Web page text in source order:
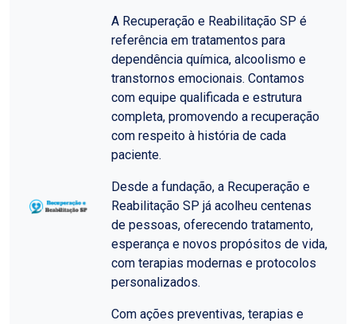
A Recuperação e Reabilitação SP é
referência em tratamentos para
dependência química, alcoolismo e
transtornos emocionais. Contamos
com equipe qualificada e estrutura
completa, promovendo a recuperação
com respeito à história de cada
paciente.
Desde a fundação, a Recuperação e
Reabilitação SP já acolheu centenas
de pessoas, oferecendo tratamento,
esperança e novos propósitos de vida,
com terapias modernas e protocolos
personalizados.
Com ações preventivas, terapias e